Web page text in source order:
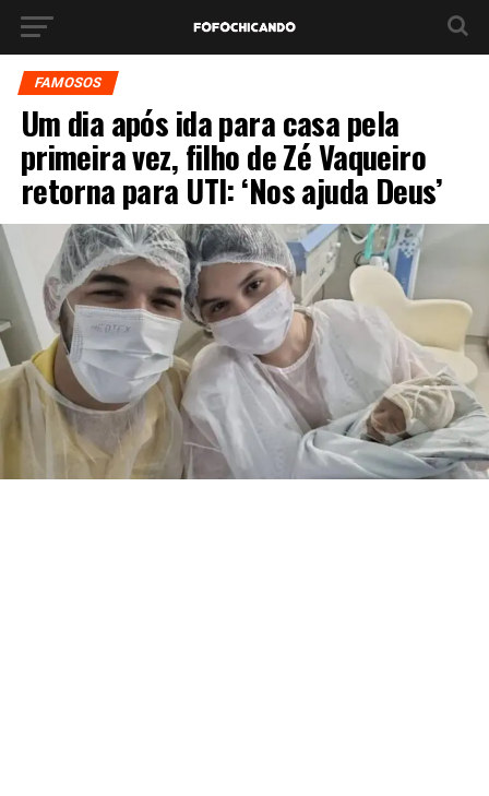
FAMOSOS
Um dia após ida para casa pela
primeira vez, filho de Zé Vaqueiro
retorna para UTI: ‘Nos ajuda Deus’